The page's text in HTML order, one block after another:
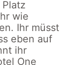
wie
Ihr müsst
eben auf
ihr
One